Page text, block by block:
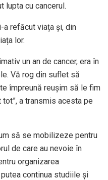
lupta cu cancerul.
a refăcut viața și, din
lor.
un an de cancer, era în
Vă rog din suflet să
împreună reușim să le fim
a transmis acesta pe
să se mobilizeze pentru
de care au nevoie în
organizarea
continua studiile și